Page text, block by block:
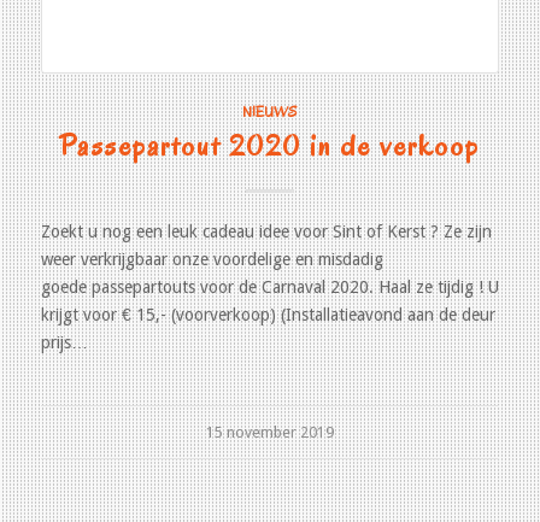
NIEUWS
Passepartout 2020 in de verkoop
Zoekt u nog een leuk cadeau idee voor Sint of Kerst ? Ze zijn
weer verkrijgbaar onze voordelige en misdadig
goede passepartouts voor de Carnaval 2020. Haal ze tijdig ! U
krijgt voor € 15,- (voorverkoop) (Installatieavond aan de deur
prijs…
15 november 2019